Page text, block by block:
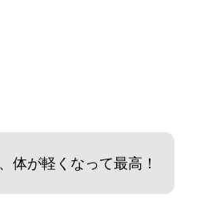
体が軽くなって最高！